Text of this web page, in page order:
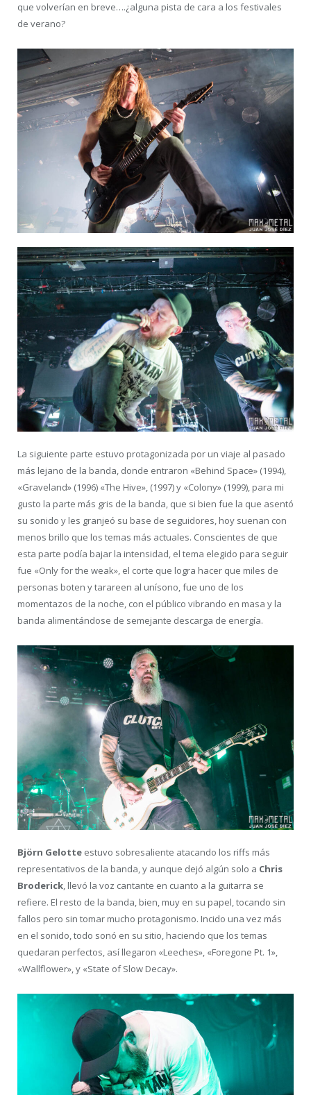
que volverían en breve….¿alguna pista de cara a los festivales
de verano?
La siguiente parte estuvo protagonizada por un viaje al pasado
más lejano de la banda, donde entraron «Behind Space» (1994),
«Graveland» (1996) «The Hive», (1997) y «Colony» (1999), para mi
gusto la parte más gris de la banda, que si bien fue la que asentó
su sonido y les granjeó su base de seguidores, hoy suenan con
menos brillo que los temas más actuales. Conscientes de que
esta parte podía bajar la intensidad, el tema elegido para seguir
fue «Only for the weak», el corte que logra hacer que miles de
personas boten y tarareen al unísono, fue uno de los
momentazos de la noche, con el público vibrando en masa y la
banda alimentándose de semejante descarga de energía.
Björn Gelotte estuvo sobresaliente atacando los riffs más
representativos de la banda, y aunque dejó algún solo a Chris
Broderick, llevó la voz cantante en cuanto a la guitarra se
refiere. El resto de la banda, bien, muy en su papel, tocando sin
fallos pero sin tomar mucho protagonismo. Incido una vez más
en el sonido, todo sonó en su sitio, haciendo que los temas
quedaran perfectos, así llegaron «Leeches», «Foregone Pt. 1»,
«Wallflower», y «State of Slow Decay».